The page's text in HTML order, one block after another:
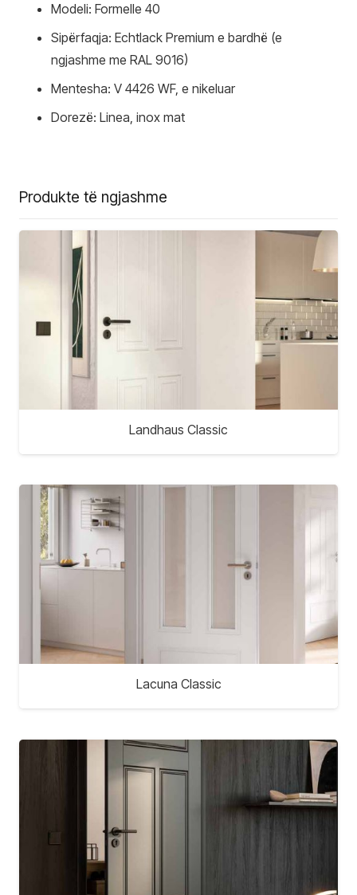
Modeli: Formelle 40
Sipërfaqja: Echtlack Premium e bardhë (e
ngjashme me RAL 9016)
Mentesha: V 4426 WF, e nikeluar
Dorezë: Linea, inox mat
Produkte të ngjashme
Landhaus Classic
Lacuna Classic